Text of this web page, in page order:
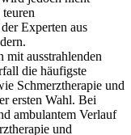
Experten aus
ausstrahlenden
die häufigste
Schmerztherapie und
ersten Wahl. Bei
ambulantem Verlauf
und